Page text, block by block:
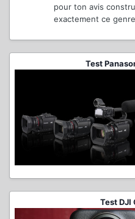
pour ton avis
exactement ce
Test
Test DJI